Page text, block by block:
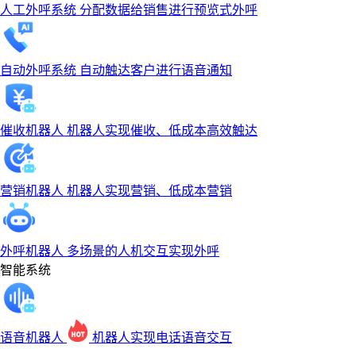
人工外呼系统 分配数据给销售进行预览式外呼
自动外呼系统 自动触达客户进行语音通知
催收机器人 机器人实现催收、低成本高效触达
营销机器人 机器人实现营销、低成本营销
外呼机器人 多场景的人机交互实现外呼
智能系统
语音机器人 机器人实现电话语音交互